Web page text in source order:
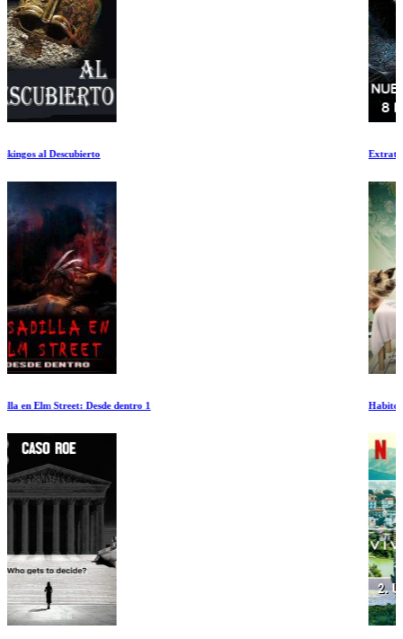
Extraterrestre
Habitos Alimentarios